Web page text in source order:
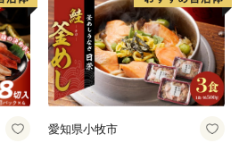
愛知県小牧市